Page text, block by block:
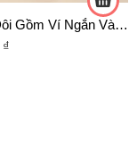
SET Đồ Đôi Gồm Ví Ngắn Và Ví Dài LISA chính Hãng Lavatino
₫